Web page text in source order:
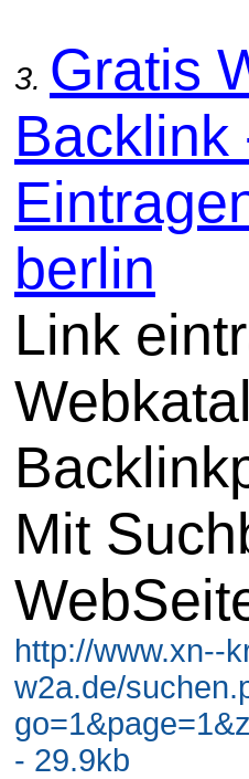
3. Gratis
Backlink
berlin
Link
Mit
http://www.xn--
w2a.de/
- 29.9kb